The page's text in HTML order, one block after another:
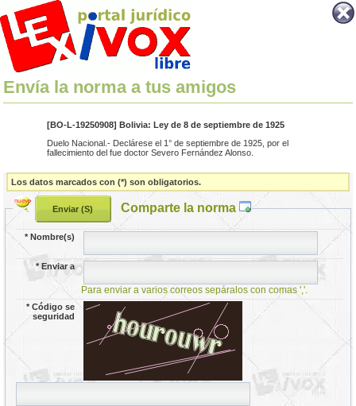
Envía la norma a tus amigos
[BO-L-19250908] Bolivia: Ley de 8 de septiembre de 1925
Duelo Nacional.- Declárese el 1° de septiembre de 1925, por el
fallecimiento del fue doctor Severo Fernández Alonso.
Los datos marcados con (*) son obligatorios.
Comparte la norma
*Nombre(s)
*Enviar a
Para enviar a varios correos sepáralos con comas ','.
*Código se
seguridad